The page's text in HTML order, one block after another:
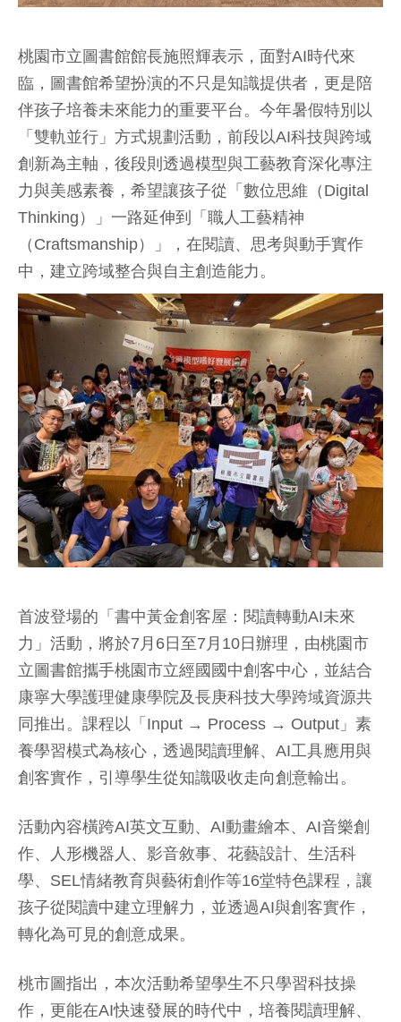
桃園市立圖書館館長施照輝表示，面對AI時代來
臨，圖書館希望扮演的不只是知識提供者，更是陪
伴孩子培養未來能力的重要平台。今年暑假特別以
「雙軌並行」方式規劃活動，前段以AI科技與跨域
創新為主軸，後段則透過模型與工藝教育深化專注
力與美感素養，希望讓孩子從「數位思維（Digital
Thinking）」一路延伸到「職人工藝精神
（Craftsmanship）」，在閱讀、思考與動手實作
中，建立跨域整合與自主創造能力。
首波登場的「書中黃金創客屋：閱讀轉動AI未來
力」活動，將於7月6日至7月10日辦理，由桃園市
立圖書館攜手桃園市立經國國中創客中心，並結合
康寧大學護理健康學院及長庚科技大學跨域資源共
同推出。課程以「Input → Process → Output」素
養學習模式為核心，透過閱讀理解、AI工具應用與
創客實作，引導學生從知識吸收走向創意輸出。
活動內容橫跨AI英文互動、AI動畫繪本、AI音樂創
作、人形機器人、影音敘事、花藝設計、生活科
學、SEL情緒教育與藝術創作等16堂特色課程，讓
孩子從閱讀中建立理解力，並透過AI與創客實作，
轉化為可見的創意成果。
桃市圖指出，本次活動希望學生不只學習科技操
作，更能在AI快速發展的時代中，培養閱讀理解、